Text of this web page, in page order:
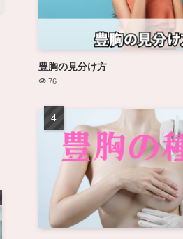
豊胸の見分け方
76